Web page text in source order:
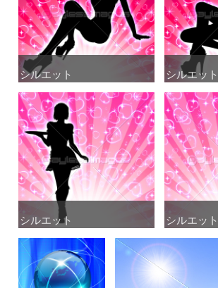
シルエット
シルエット シルエット
シルエット
シルエット
シルエット シルエット
シルエット